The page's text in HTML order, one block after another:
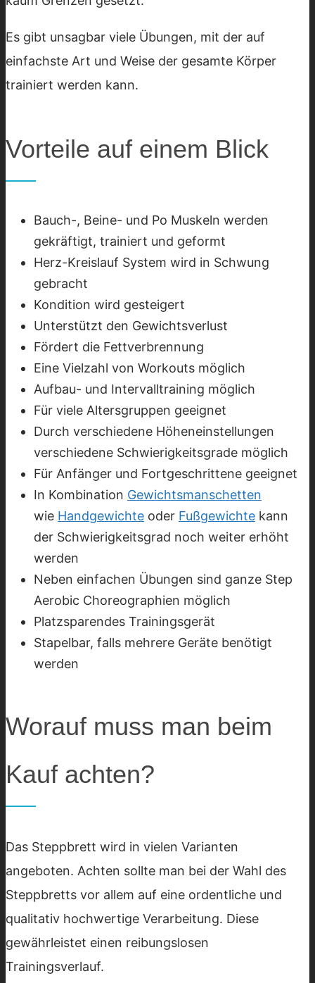
Es gibt unsagbar viele Übungen, mit der auf
einfachste Art und Weise der gesamte Körper
trainiert werden kann.
Vorteile auf einem Blick
Bauch-, Beine- und Po Muskeln werden
gekräftigt, trainiert und geformt
Herz-Kreislauf System wird in Schwung
gebracht
Kondition wird gesteigert
Unterstützt den Gewichtsverlust
Fördert die Fettverbrennung
Eine Vielzahl von Workouts möglich
Aufbau- und Intervalltraining möglich
Für viele Altersgruppen geeignet
Durch verschiedene Höheneinstellungen
verschiedene Schwierigkeitsgrade möglich
Für Anfänger und Fortgeschrittene geeignet
In Kombination Gewichtsmanschetten
wie Handgewichte oder Fußgewichte kann
der Schwierigkeitsgrad noch weiter erhöht
werden
Neben einfachen Übungen sind ganze Step
Aerobic Choreographien möglich
Platzsparendes Trainingsgerät
Stapelbar, falls mehrere Geräte benötigt
werden
Worauf muss man beim
Kauf achten?
Das Steppbrett wird in vielen Varianten
angeboten. Achten sollte man bei der Wahl des
Steppbretts vor allem auf eine ordentliche und
qualitativ hochwertige Verarbeitung. Diese
gewährleistet einen reibungslosen
Trainingsverlauf.